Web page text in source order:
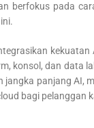
berfokus pada
konsol, dan data
panjang AI,
bagi pelanggan